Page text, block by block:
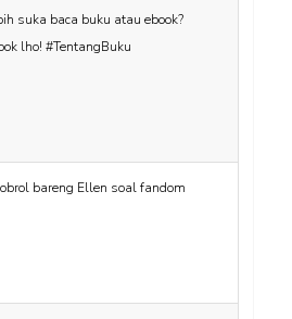
suka baca buku atau ebook?
lho! #TentangBuku
bareng Ellen soal fandom